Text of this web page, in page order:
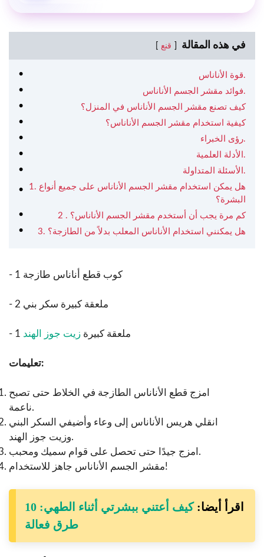
في هذه المقالة قنع
قوة الأناناس.
فوائد مقشر الجسم الأناناس.
كيف تصنع مقشر الجسم الأناناس في المنزل؟
كيفية استخدام مقشر الجسم الأناناس؟
رؤى الخبراء.
الأدلة العلمية.
الأسئلة المتداولة.
1. هل يمكن استخدام مقشر الجسم الأناناس على جميع أنواع
البشرة؟
2 . كم مرة يجب أن أستخدم مقشر الجسم الأناناس؟
3. هل يمكنني استخدام الأناناس المعلب بدلاً من الطازجة؟
- 1 كوب قطع أناناس طازجة
- 2 ملعقة كبيرة سكر بني
- 1 ملعقة كبيرة زيت جوز الهند
تعليمات:
امزج قطع الأناناس الطازجة في الخلاط حتى تصبح
ناعمة.
انقلي هريس الأناناس إلى وعاء وأضيفي السكر البني
وزيت جوز الهند.
امزج جيدًا حتى تحصل على قوام سميك ومحبب.
مقشر الجسم الأناناس جاهز للاستخدام!
اقرأ أيضا:
كيف أعتني ببشرتي أثناء الطهي: 10
طرق فعالة